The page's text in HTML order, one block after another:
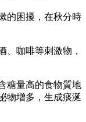
的困擾，在秋分時
、咖啡等刺激物，
糖量高的食物質地
物增多，生成痰涎